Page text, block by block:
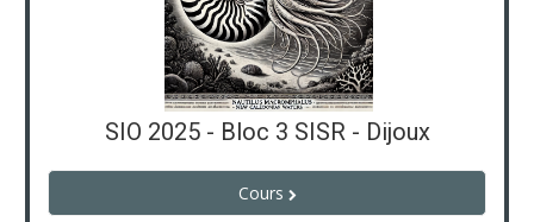
SIO 2025 - Bloc 3 SISR - Dijoux
Cours